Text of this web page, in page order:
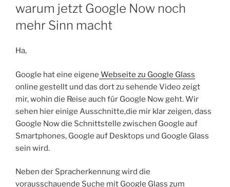
warum jetzt Google Now noch
mehr Sinn macht
Ha,
Google hat eine eigene Webseite zu Google Glass
online gestellt und das dort zu sehende Video zeigt
mir, wohin die Reise auch für Google Now geht. Wir
sehen hier einige Ausschnitte,die mir klar zeigen, dass
Google Now die Schnittstelle zwischen Google auf
Smartphones, Google auf Desktops und Google Glass
sein wird.
Neben der Spracherkennung wird die
vorausschauende Suche mit Google Glass zum